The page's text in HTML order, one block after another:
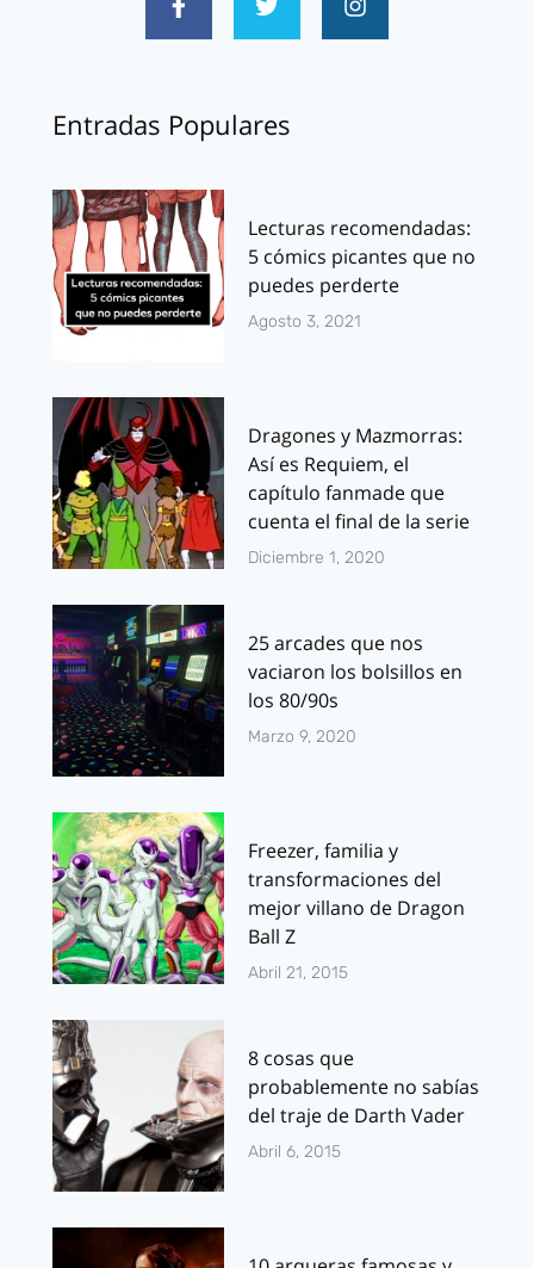
Entradas Populares
Lecturas recomendadas:
5 cómics picantes que no
puedes perderte
Agosto 3, 2021
Dragones y Mazmorras:
Así es Requiem, el
capítulo fanmade que
cuenta el final de la serie
Diciembre 1, 2020
25 arcades que nos
vaciaron los bolsillos en
los 80/90s
Marzo 9, 2020
Freezer, familia y
transformaciones del
mejor villano de Dragon
Ball Z
Abril 21, 2015
8 cosas que
probablemente no sabías
del traje de Darth Vader
Abril 6, 2015